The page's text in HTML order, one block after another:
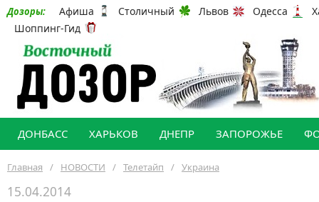
Дозоры: Афиша Столичный Львов Одесса
Шоппинг-Гид
ДОНБАСС ХАРЬКОВ ДНЕПР ЗАПОРОЖЬЕ
Главная / НОВОСТИ / Телетайп / Украина
15.04.2014